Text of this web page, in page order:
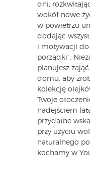
dni,
wokół nowe
w powietrzu
dodając
i motywacji do
porządki”.
planujesz
domu, aby
kolekcję
Twoje
nadejściem
przydatne
przy użyciu
naturalnego
kochamy w